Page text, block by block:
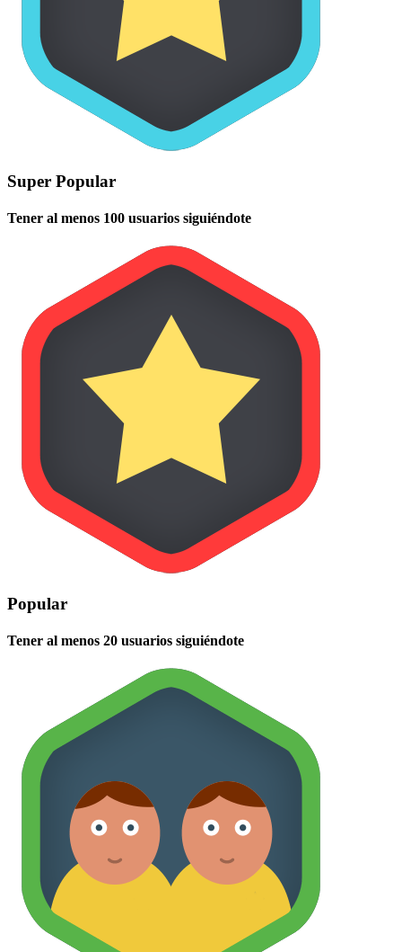
Super Popular
Tener al menos 100 usuarios siguiéndote
Popular
Tener al menos 20 usuarios siguiéndote